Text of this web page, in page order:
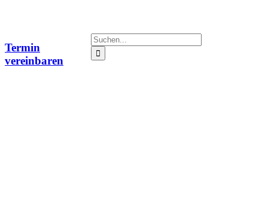
Termin
vereinbaren
Suche
nach: